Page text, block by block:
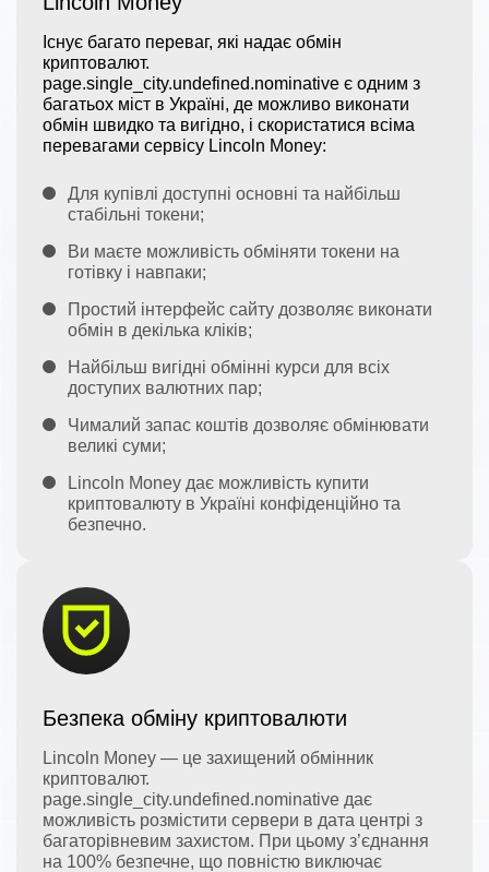
Існує багато переваг, які надає обмін
криптовалют.
page.single_city.undefined.nominative є одним з
багатьох міст в Україні, де можливо виконати
обмін швидко та вигідно, і скористатися всіма
перевагами сервісу Lincoln Money:
Для купівлі доступні основні та найбільш
стабільні токени;
Ви маєте можливість обміняти токени на
готівку і навпаки;
Простий інтерфейс сайту дозволяє виконати
обмін в декілька кліків;
Найбільш вигідні обмінні курси для всіх
доступих валютних пар;
Чималий запас коштів дозволяє обмінювати
великі суми;
Lincoln Money дає можливість купити
криптовалюту в Україні конфіденційно та
безпечно.
Безпека обміну криптовалюти
Lincoln Money — це захищений обмінник
криптовалют.
page.single_city.undefined.nominative дає
можливість розмістити сервери в дата центрі з
багаторівневим захистом. При цьому з’єднання
на 100% безпечне, що повністю виключає